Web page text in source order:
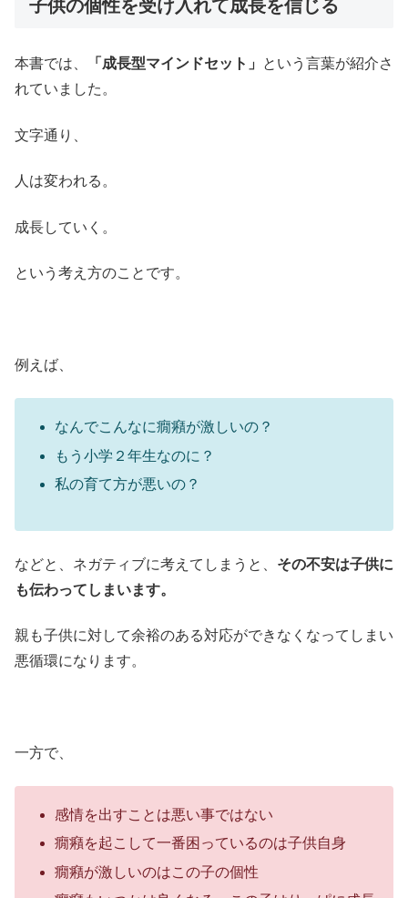
子供の個性を受け入れて成長を信じる
本書では、 「成長型マインドセット」
という言葉が紹介さ
れていました。
文字通り、
人は変われる。
成長していく。
という考え方のことです。
例えば、
なんでこんなに癇癪が激しいの？
もう小学２年生なのに？
私の育て方が悪いの？
などと、ネガティブに考えてしまうと、 その不安は子供に
も伝わってしまいます。
親も子供に対して余裕のある対応ができなくなってしまい
悪循環になります。
一方で、
感情を出すことは悪い事ではない
癇癪を起こして一番困っているのは子供自身
癇癪が激しいのはこの子の個性